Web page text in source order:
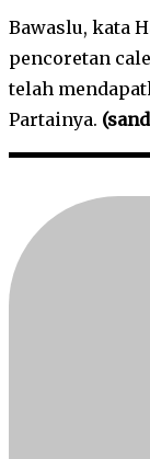
Bawaslu, kata
pencoretan
telah
Partainya.